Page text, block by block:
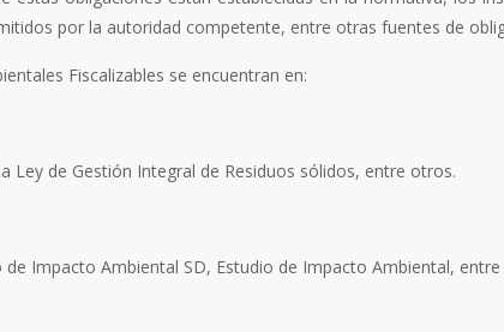
por la autoridad competente, entre otras fuentes de
Fiscalizables se encuentran en:
Ley de Gestión Integral de Residuos sólidos, entre otros.
Impacto Ambiental SD, Estudio de Impacto Ambiental,